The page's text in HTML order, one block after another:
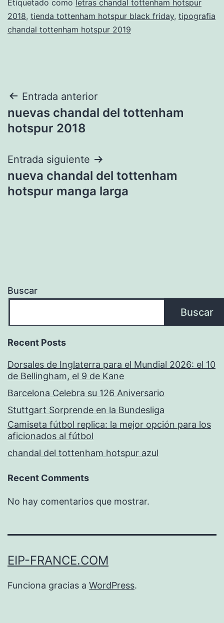
Etiquetado como letras chandal tottenham hotspur
2018, tienda tottenham hotspur black friday, tipografia
chandal tottenham hotspur 2019
Navegación
de
Entrada anterior
nuevas chandal del tottenham
hotspur 2018
Entrada siguiente
nueva chandal del tottenham
hotspur manga larga
Buscar
Buscar
Recent Posts
Dorsales de Inglaterra para el Mundial 2026: el 10
de Bellingham, el 9 de Kane
Barcelona Celebra su 126 Aniversario
Stuttgart Sorprende en la Bundesliga
Camiseta fútbol replica: la mejor opción para los
aficionados al fútbol
chandal del tottenham hotspur azul
Recent Comments
No hay comentarios que mostrar.
EIP-FRANCE.COM
Funciona gracias a WordPress.